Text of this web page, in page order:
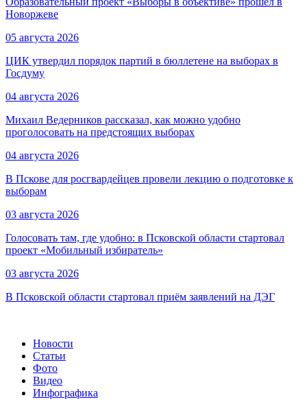
Новоржеве
05 августа 2026
ЦИК утвердил порядок партий в бюллетене на выборах в
Госдуму
04 августа 2026
Михаил Ведерников рассказал, как можно удобно
проголосовать на предстоящих выборах
04 августа 2026
В Пскове для росгвардейцев провели лекцию о подготовке к
выборам
03 августа 2026
Голосовать там, где удобно: в Псковской области стартовал
проект «Мобильный избиратель»
03 августа 2026
В Псковской области стартовал приём заявлений на ДЭГ
Новости
Статьи
Фото
Видео
Инфографика